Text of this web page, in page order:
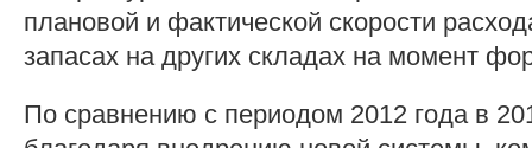
плановой и фактической скорости
запасах на других складах на момент
По сравнению с периодом 2012 года в